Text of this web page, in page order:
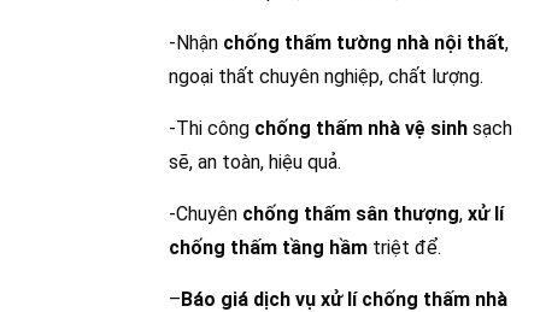
-Nhận chống thấm tường nhà nội thất,
ngoại thất chuyên nghiệp, chất lượng.
-Thi công chống thấm nhà vệ sinh sạch
sẽ, an toàn, hiệu quả.
-Chuyên chống thấm sân thượng, xử lí
chống thấm tầng hầm triệt để.
–Báo giá dịch vụ xử lí chống thấm nhà